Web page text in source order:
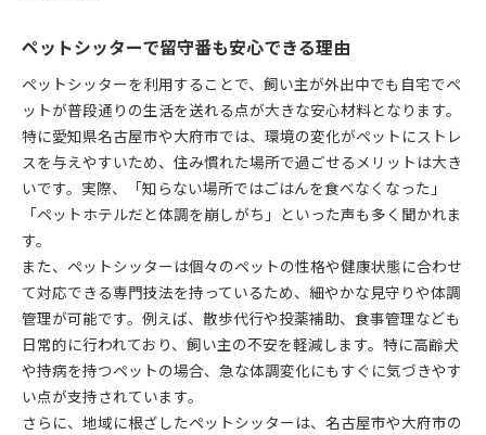
頭数追加や交通費までペットシッター料金のコツ
犬の散歩代行や大型犬にも柔軟対応
犬の散歩代行に強いペットシッターの特徴とは
ペットシッターが大型犬にも安心対応する理由
名古屋や東海市で散歩代行のペットシッター活用
術
散歩代行を依頼する際のペットシッターの注意点
動物病院代行が必要な時の頼り方
ペットシッターの動物病院代行サービス活用法
ペットシッターが動物病院代行時にできること
急な病院送りもペットシッターがしっかり対応
動物病院代行を選ぶ際ペットシッターの選び方
ペットシッターで留守番も安心できる理由
ペットシッターを利用することで、飼い主が外出中でも自宅でペ
ットが普段通りの生活を送れる点が大きな安心材料となります。
特に愛知県名古屋市や大府市では、環境の変化がペットにストレ
スを与えやすいため、住み慣れた場所で過ごせるメリットは大き
いです。実際、「知らない場所ではごはんを食べなくなった」
「ペットホテルだと体調を崩しがち」といった声も多く聞かれま
す。
また、ペットシッターは個々のペットの性格や健康状態に合わせ
て対応できる専門技法を持っているため、細やかな見守りや体調
管理が可能です。例えば、散歩代行や投薬補助、食事管理なども
日常的に行われており、飼い主の不安を軽減します。特に高齢犬
や持病を持つペットの場合、急な体調変化にもすぐに気づきやす
い点が支持されています。
さらに、地域に根ざしたペットシッターは、名古屋市や大府市の